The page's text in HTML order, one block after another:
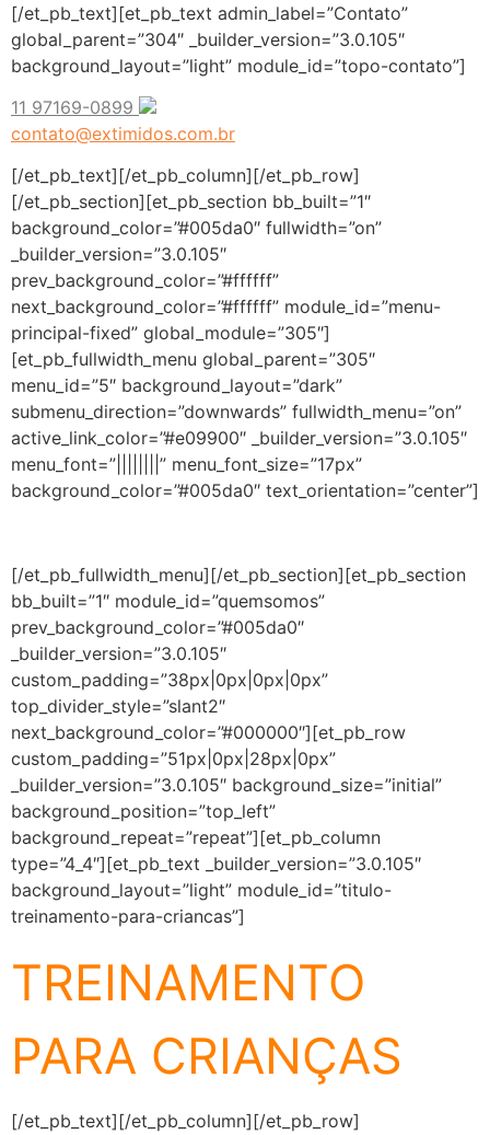
[/et_pb_text][et_pb_text admin_label=”Contato”
global_parent=”304″ _builder_version=”3.0.105″
background_layout=”light” module_id=”topo-contato”]
11 97169-0899
contato@extimidos.com.br
[/et_pb_text][/et_pb_column][/et_pb_row]
[/et_pb_section][et_pb_section bb_built=”1″
background_color=”#005da0″ fullwidth=”on”
_builder_version=”3.0.105″
prev_background_color=”#ffffff”
next_background_color=”#ffffff” module_id=”menu-
principal-fixed” global_module=”305″]
[et_pb_fullwidth_menu global_parent=”305″
menu_id=”5″ background_layout=”dark”
submenu_direction=”downwards” fullwidth_menu=”on”
active_link_color=”#e09900″ _builder_version=”3.0.105″
menu_font=”||||||||” menu_font_size=”17px”
background_color=”#005da0″ text_orientation=”center”]
[/et_pb_fullwidth_menu][/et_pb_section][et_pb_section
bb_built=”1″ module_id=”quemsomos”
prev_background_color=”#005da0″
_builder_version=”3.0.105″
custom_padding=”38px|0px|0px|0px”
top_divider_style=”slant2″
next_background_color=”#000000″][et_pb_row
custom_padding=”51px|0px|28px|0px”
_builder_version=”3.0.105″ background_size=”initial”
background_position=”top_left”
background_repeat=”repeat”][et_pb_column
type=”4_4″][et_pb_text _builder_version=”3.0.105″
background_layout=”light” module_id=”titulo-
treinamento-para-criancas”]
TREINAMENTO
PARA CRIANÇAS
[/et_pb_text][/et_pb_column][/et_pb_row]